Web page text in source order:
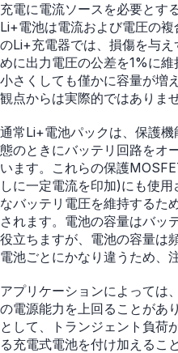
充電に電流ソースを必要とす
Li+電池は電流および電圧の
のLi+充電器では、損傷を与
めに出力電圧の公差を1%に
小さくしても僅かに容量が増
観点からは実際的ではありま
通常Li+電池パックは、保護
態のときにバッテリ回路をオ
います。これらの保護
しに一定電流を印加)にも使
なバッテリ電圧を維持するた
されます。電池の容量はバッ
役立ちますが、電池の容量は
電池ごとにかなり違うため、
アプリケーションによっては
の電源能力を上回ることがあ
として、トランジェント負荷
る充電式電池を付け加えるこ